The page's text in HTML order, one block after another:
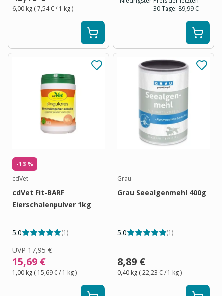
6,00 kg (7,54 €/ 1 kg)
30 Tage: 89,99 €
-13 %
cdVet
cdVet Fit-BARF
Eierschalenpulver 1kg
5.0 (1)
UVP 17,95 €
15,69 €
1,00 kg ( 15,69 €/ 1 kg)
Grau
Grau Seealgenmehl 400g
5.0 (1)
8,89 €
0,40 kg (22,23 €/ 1 kg)